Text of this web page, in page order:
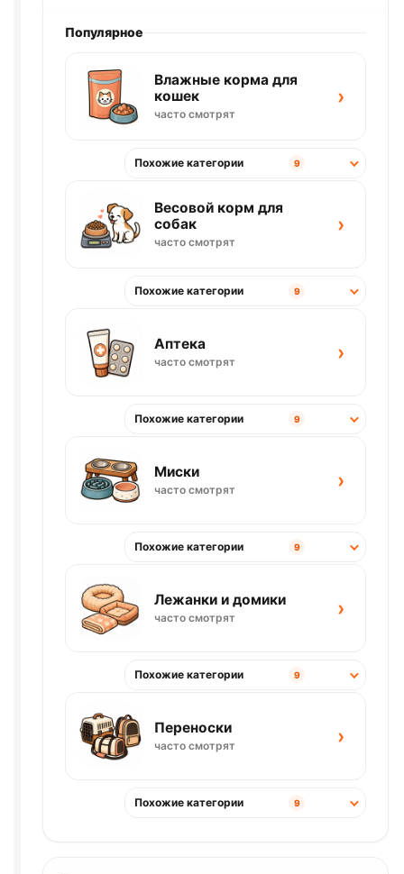
Популярное
Влажные корма для
кошек
часто смотрят
›
Похожие категории 9
Весовой корм для
собак
часто смотрят
›
Похожие категории 9
Аптека
часто смотрят ›
Похожие категории 9
Миски
часто смотрят ›
Похожие категории 9
Лежанки и домики
часто смотрят ›
Похожие категории 9
Переноски
часто смотрят ›
Похожие категории 9